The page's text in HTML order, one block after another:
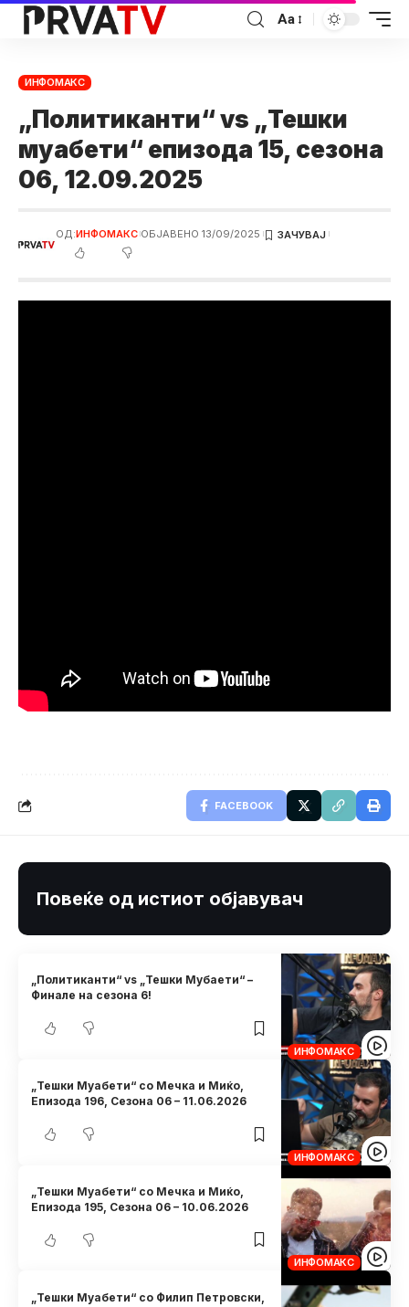
Аа
ИНФОМАКС
„Политиканти“ vs „Тешки
муабети“ епизода 15, сезона
06, 12.09.2025
ОД:ИНФОМАКС ОБЈАВЕНО 13/09/2025
FACEBOOK
Повеќе од истиот објавувач
ИНФОМАКС
„Политиканти“ vs „Тешки Мубаети“ –
Финале на сезона 6!
ИНФОМАКС
„Тешки Муабети“ со Мечка и Миќо,
Eпизода 196, Сезона 06 – 11.06.2026
ИНФОМАКС
„Тешки Муабети“ со Мечка и Миќо,
Eпизода 195, Сезона 06 – 10.06.2026
„Тешки Муабети“ со Филип Петровски,